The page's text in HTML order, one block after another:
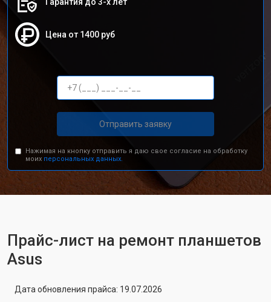
Цена от 1400 руб
Отправить заявку
Нажимая на кнопку отправить я даю свое согласие на обработку
моих персональных данных.
Прайс-лист на ремонт планшетов
Asus
Дата обновления прайса: 19.07.2026